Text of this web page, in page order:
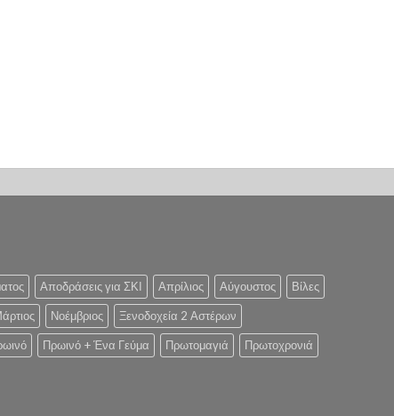
Αποδράσεις για ΣΚΙ Απρίλιος Αύγουστος Βίλες
Νοέμβριος Ξενοδοχεία 2 Αστέρων
Πρωινό + Ένα Γεύμα Πρωτομαγιά Πρωτοχρονιά